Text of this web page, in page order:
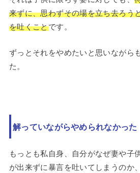
来ずに、思わずその場を立ち去ろう
を吐くことです。
ずっとそれをやめたいと思いながら
た。
解っていながらやめられなかった
もっとも私自身、自分がなぜ妻や子
が出来ずに暴言を吐いてしまうのか